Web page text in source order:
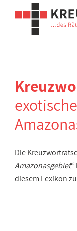
Die
Amazonasgebiet“
diesem Lexikon